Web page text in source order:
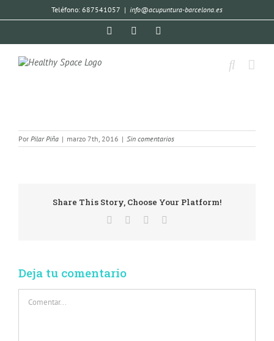
Teléfono: 687541057 | info@acupuntura-barcelona.es
Por Pilar Piña | marzo 7th, 2016 | Sin comentarios
Share This Story, Choose Your Platform!
Deja tu comentario